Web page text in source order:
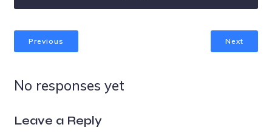
Previous Next
No responses yet
Leave a Reply